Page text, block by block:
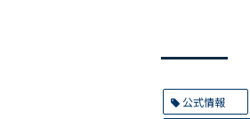
公式情報